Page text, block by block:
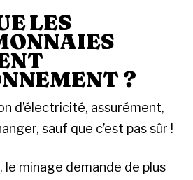
LES
?
d’électricité, assurément,
sauf que c’est pas sûr !
le minage demande de plus